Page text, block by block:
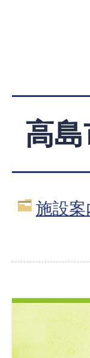
高
施設案